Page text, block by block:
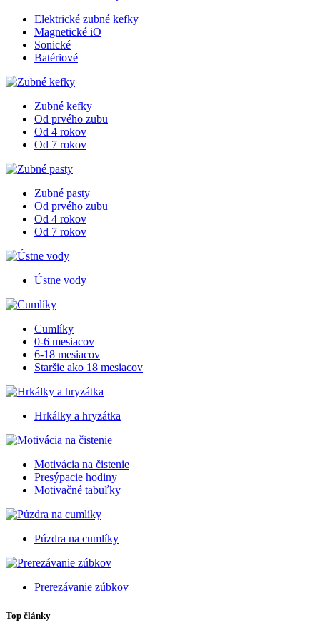
Elektrické zubné kefky
Magnetické iO
Sonické
Batériové
Zubné kefky
Od prvého zubu
Od 4 rokov
Od 7 rokov
Zubné pasty
Od prvého zubu
Od 4 rokov
Od 7 rokov
Ústne vody
Cumlíky
0-6 mesiacov
6-18 mesiacov
Staršie ako 18 mesiacov
Hrkálky a hryzátka
Motivácia na čistenie
Presýpacie hodiny
Motivačné tabuľky
Púzdra na cumlíky
Prerezávanie zúbkov
Top články